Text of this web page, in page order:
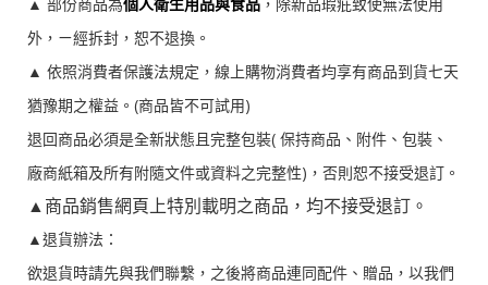
▲ 部份商品為個人衛生用品與食品 ，除新品瑕疪致使無法使用
外，ㄧ經拆封，恕不退換。
▲ 依照消費者保護法規定，線上購物消費者均享有商品到貨七天
猶豫期之權益。(商品皆不可試用)
退回商品必須是全新狀態且完整包裝( 保持商品、附件、包裝、
廠商紙箱及所有附隨文件或資料之完整性)，否則恕不接受退訂。
▲商品銷售網頁上特別載明之商品，均不接受退訂。
▲退貨辦法：
欲退貨時請先與我們聯繫，之後將商品連同配件、贈品，以我們